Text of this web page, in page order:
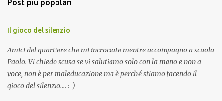
Post più popolari
Il gioco del silenzio
Amici del quartiere che mi incrociate mentre accompagno a scuola
Paolo. Vi chiedo scusa se vi salutiamo solo con la mano e non a
voce, non è per maleducazione ma è perché stiamo facendo il
gioco del silenzio.... :-)